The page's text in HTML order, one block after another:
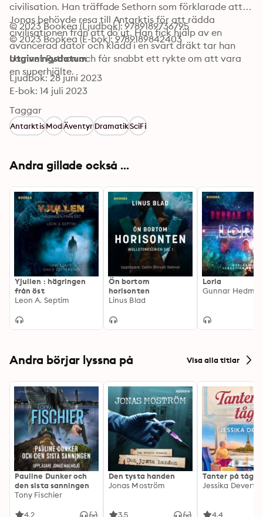
civilisation. Han träffade Sethorn som förklarade att
Jonas behövde resa till Antarktis för att rädda
civilisationen från att dö ut. Han fick hjälp av en
avancerad dator och klädd i en svart dräkt tar han
namnet Python och får snabbt ett rykte om att vara
en superhjälte.
© 2023 Bookea (Ljudbok): 9789189736795
© 2023 Bookea (E-bok): 9789189842403
Utgivningsdatum
Ljudbok: 28 juni 2023
E-bok: 14 juli 2023
Taggar
AntarktisModÄventyrDramatikSciFi
Andra gillade också ...
Yjullen : hägringen
från öst
Leon A. Septim
Ön bortom
horisonten
Linus Blad
Loria
Gunnar
Andra börjar lyssna på Visa alla titlar
Pauline Dunker och
den sista sanningen
Tony Fischier
4.2
Den tysta handen
Jonas Moström
3.5
Tanter på tåg
Jessika Devert
4.4